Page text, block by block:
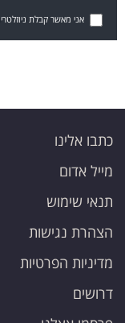
אני מאשר קבלת
כתבו אלינו
מייל אדום
תנאי שימוש
הצהרת נגישות
מדיניות הפרטיות
דרושים